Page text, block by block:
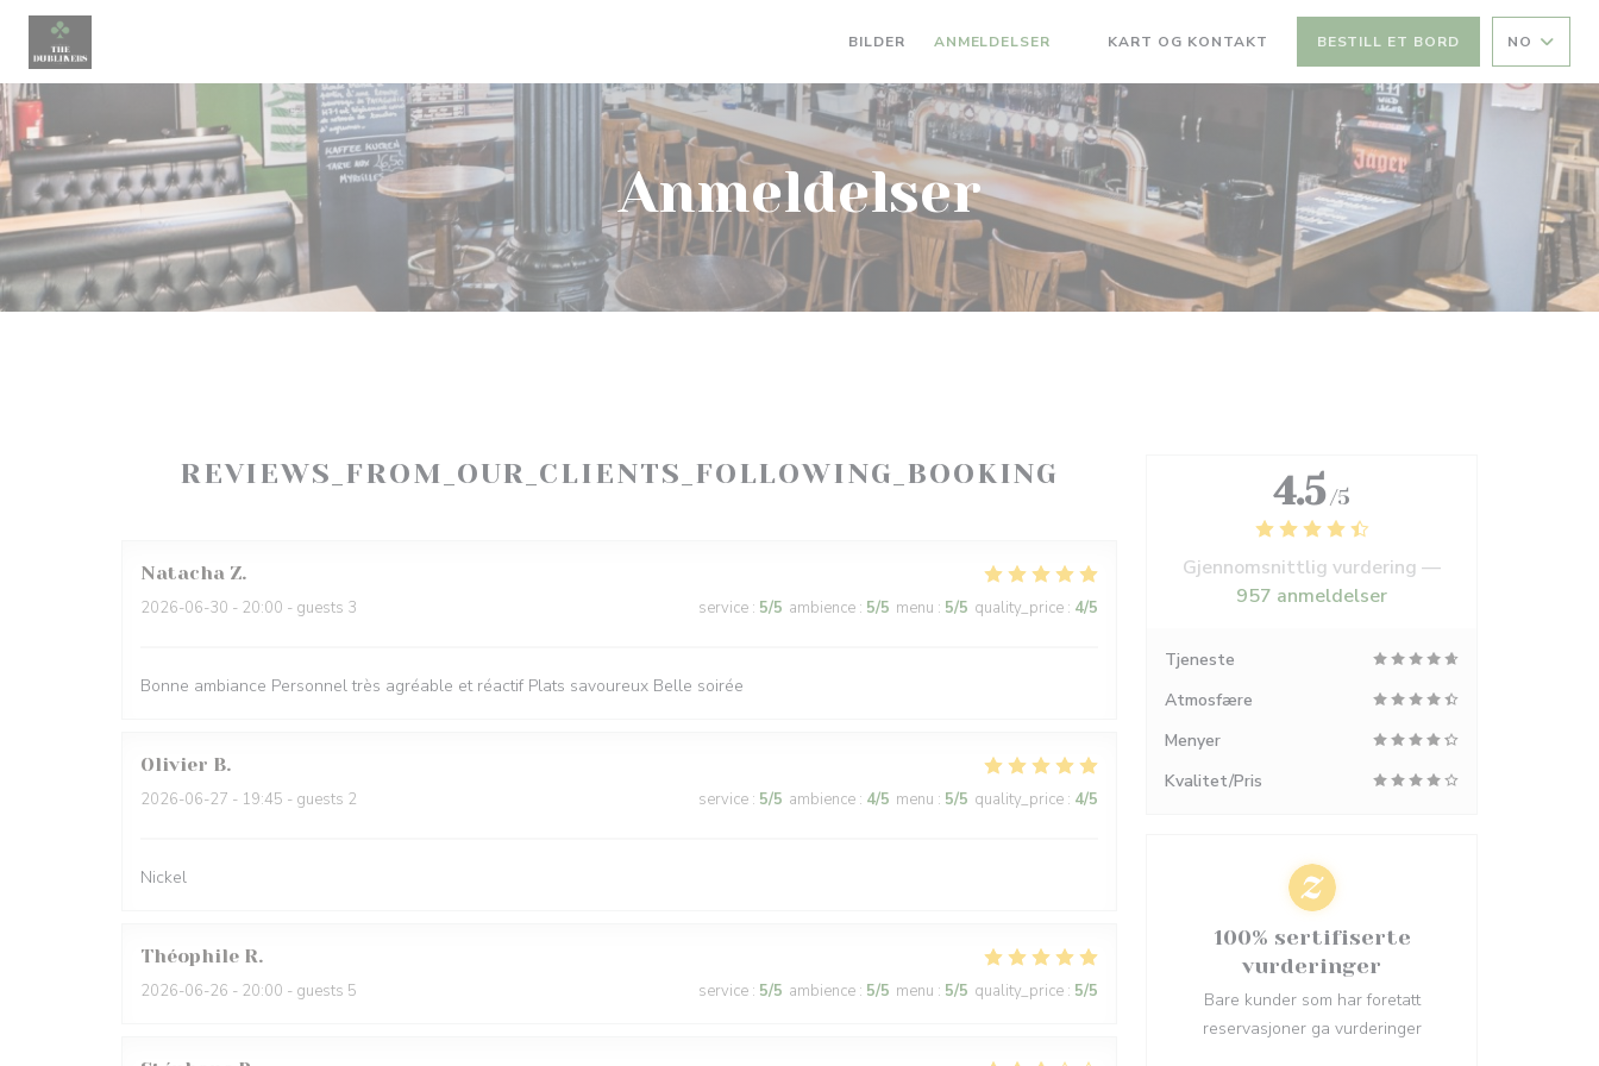
Panel for informasjonskapsler
BILDER ANMELDELSER KART OG KONTAKT BESTILL ET BORD NO
Anmeldelser
REVIEWS_FROM_OUR_CLIENTS_FOLLOWING_BOOKING
Natacha Z
2026-06-30 - 20:00 - guests 3 service : 5/5 ambience : 5/5 menu : 5/5 quality_price : 4/5
Bonne ambiance Personnel très agréable et réactif Plats savoureux Belle soirée
Olivier B
2026-06-27 - 19:45 - guests 2 service : 5/5 ambience : 4/5 menu : 5/5 quality_price : 4/5
Nickel
Théophile R
2026-06-26 - 20:00 - guests 5 service : 5/5 ambience : 5/5 menu : 5/5 quality_price : 5/5
4.5 /5
Gjennomsnittlig vurdering —
957 anmeldelser
Tjeneste
Atmosfære
Menyer
Kvalitet/Pris
100% sertifiserte
vurderinger
Bare kunder som har foretatt
reservasjoner ga vurderinger